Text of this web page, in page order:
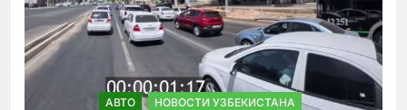
АВТО НОВОСТИ УЗБЕКИСТАНА